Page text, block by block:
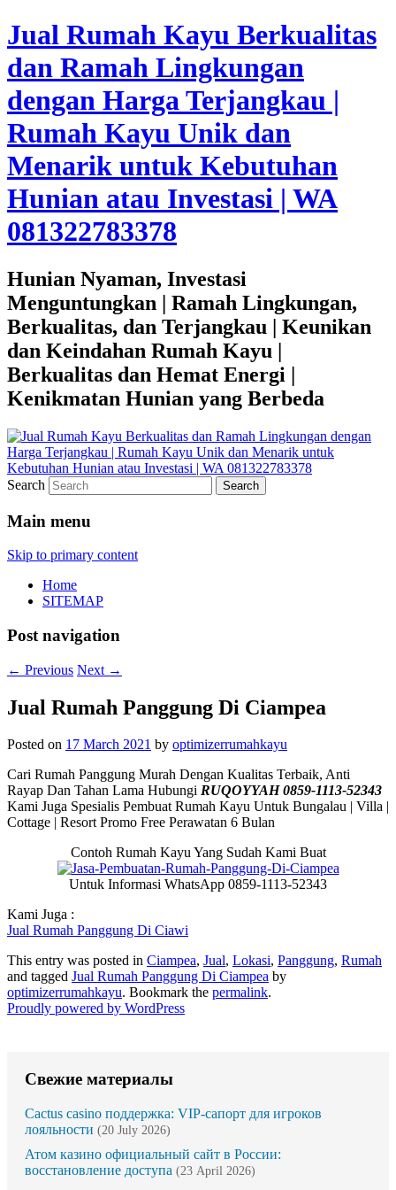
Jual Rumah Kayu Berkualitas
dan Ramah Lingkungan
dengan Harga Terjangkau |
Rumah Kayu Unik dan
Menarik untuk Kebutuhan
Hunian atau Investasi | WA
081322783378
Hunian Nyaman, Investasi
Menguntungkan | Ramah Lingkungan,
Berkualitas, dan Terjangkau | Keunikan
dan Keindahan Rumah Kayu |
Berkualitas dan Hemat Energi |
Kenikmatan Hunian yang Berbeda
Search
Main menu
Skip to primary content
Home
SITEMAP
Post navigation
← Previous Next →
Jual Rumah Panggung Di Ciampea
Posted on 17 March 2021 by optimizerrumahkayu
Cari Rumah Panggung Murah Dengan Kualitas Terbaik, Anti
Rayap Dan Tahan Lama Hubungi RUQOYYAH 0859-1113-52343
Kami Juga Spesialis Pembuat Rumah Kayu Untuk Bungalau | Villa |
Cottage | Resort Promo Free Perawatan 6 Bulan
Contoh Rumah Kayu Yang Sudah Kami Buat
Untuk Informasi WhatsApp 0859-1113-52343
Kami Juga :
Jual Rumah Panggung Di Ciawi
This entry was posted in Ciampea, Jual, Lokasi, Panggung, Rumah
and tagged Jual Rumah Panggung Di Ciampea by
optimizerrumahkayu. Bookmark the permalink.
Proudly powered by WordPress
Свежие материалы
Cactus casino поддержка: VIP-сапорт для игроков
лояльности (20 July 2026)
Атом казино официальный сайт в России:
восстановление доступа (23 April 2026)